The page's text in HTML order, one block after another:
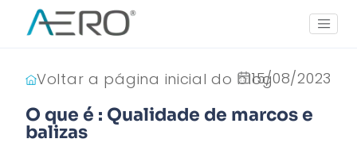
15/08/2023
Voltar a página inicial do blog
O que é : Qualidade de marcos e
balizas